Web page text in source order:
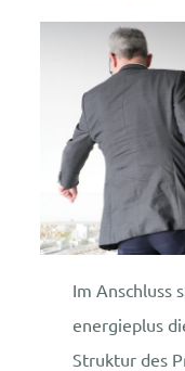
Im Anschluss
energieplus
Struktur des